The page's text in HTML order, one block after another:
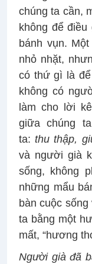
chúng ta cần,
không để
bánh vụn.
nhỏ nhặt,
có thứ gì là
không có
làm cho lời
giữa chúng
ta:thu thập,
và người già
sống, không
những mẩu
bàn cuộc
ta bằng một
mất, “hương
Người già đã